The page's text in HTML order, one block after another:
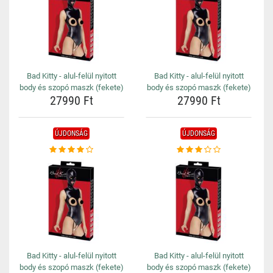
Bad Kitty - alul-felül nyitott
body és szopó maszk (fekete)
27990 Ft
Bad Kitty - alul-felül nyitott
body és szopó maszk (fekete)
27990 Ft
ÚJDONSÁG
Bad Kitty - alul-felül nyitott
body és szopó maszk (fekete)
ÚJDONSÁG
Bad Kitty - alul-felül nyitott
body és szopó maszk (fekete)